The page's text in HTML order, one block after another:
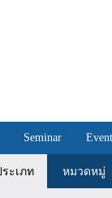
Seminar
ะเภท หมวดหมู่